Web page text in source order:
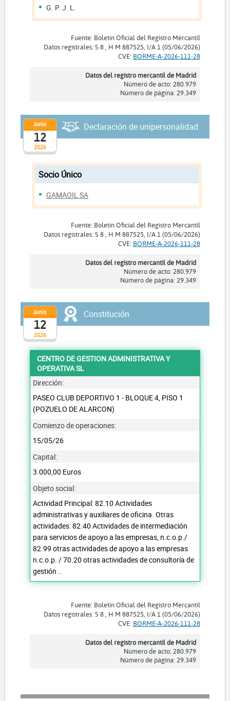
G. P. J. L.
Fuente: Boletín Oficial del Registro Mercantil
Datos registrales: S 8 , H M 887525, I/A 1 (05/06/2026)
CVE: BORME-A-2026-111-28
Datos del registro mercantil de Madrid
Número de acto: 280.979
Número de página: 29.349
2026
Junio
12
Declaración de unipersonalidad
Socio Único
GAMAOIL SA
Fuente: Boletín Oficial del Registro Mercantil
Datos registrales: S 8 , H M 887525, I/A 1 (05/06/2026)
CVE: BORME-A-2026-111-28
Datos del registro mercantil de Madrid
Número de acto: 280.979
Número de página: 29.349
2026
Junio
12
Constitución
CENTRO DE GESTION ADMINISTRATIVA Y
OPERATIVA SL
Dirección:
PASEO CLUB DEPORTIVO 1 - BLOQUE 4, PISO 1
(POZUELO DE ALARCON)
Comienzo de operaciones:
15/05/26
Capital:
3.000,00 Euros
Objeto social:
Actividad Principal: 82.10 Actividades
administrativas y auxiliares de oficina. Otras
actividades: 82.40 Actividades de intermediación
para servicios de apoyo a las empresas, n.c.o.p./
82.99 otras actividades de apoyo a las empresas
n.c.o.p. / 70.20 otras actividades de consultoría de
gestión ..
Fuente: Boletín Oficial del Registro Mercantil
Datos registrales: S 8 , H M 887525, I/A 1 (05/06/2026)
CVE: BORME-A-2026-111-28
Datos del registro mercantil de Madrid
Número de acto: 280.979
Número de página: 29.349